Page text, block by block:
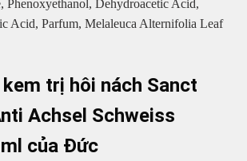
Phenoxyethanol, Dehydroacetic Acid,
Acid, Parfum, Melaleuca Alternifolia Leaf
trị hôi nách Sanct
Achsel Schweiss
của Đức